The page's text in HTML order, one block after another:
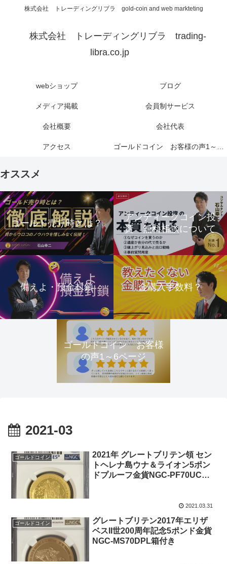
株式会社 トレーディングリブラ gold-coin and web markteting
株式会社 トレーディングリブラ trading-
libra.co.jp
webショップ ブログ
メディア掲載 会員制サービス
会社概要 会社代表
アクセス ゴールドコイン お客様の声1～6ページ
オススメ
ゴールド売り時とは？
アンティークコイン投
資 無料相談について
備えよ・預金封鎖 金購入手数料？
ゴールドコイン お客様
の声1～6ページ
2021-03
ゴールドコイン
2021年 グレートブリテン領 セン
トヘレナ島ウナ＆ライオン5ポン
ドプルーフ金貨NGC-PF70UCAM
2021.03.31
ゴールドコイン
グレートブリテン2017年エリザ
ベスII世200周年記念5ポンド金貨
NGC-MS70DPL箱付き